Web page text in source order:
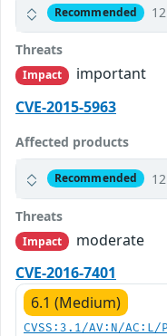
Recommended
Threats
Impact
important
CVE-2015-5963
Affected products
Recommended
Threats
Impact
moderate
CVE-2016-7401
6.1 (Medium)
CVSS:3.1/AV:N/